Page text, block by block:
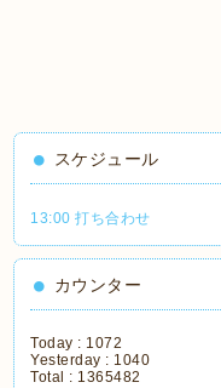
スケジュール
13:00 打ち合わせ
カウンター
Today : 1072
Yesterday : 1040
Total : 1365482